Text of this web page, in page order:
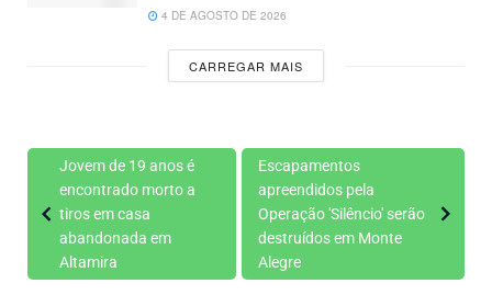
4 DE AGOSTO DE 2026
CARREGAR MAIS
Jovem de 19 anos é
encontrado morto a
tiros em casa
abandonada em
Altamira
Escapamentos
apreendidos pela
Operação 'Silêncio' serão
destruídos em Monte
Alegre